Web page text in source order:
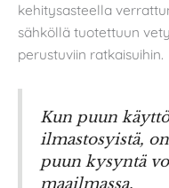
kehitysasteella
sähköllä tuotettuun
perustuviin ratkaisuihin.
Kun puun
ilmastosyistä,
puun kysyntä
maailmassa.